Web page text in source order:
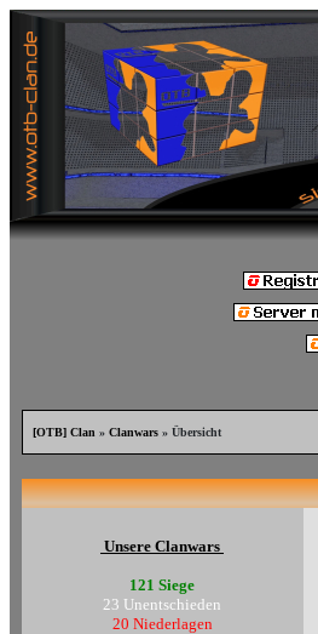
[OTB] Clan » Clanwars» Übersicht
Unsere Clanwars
121 Siege
23 Unentschieden
20 Niederlagen